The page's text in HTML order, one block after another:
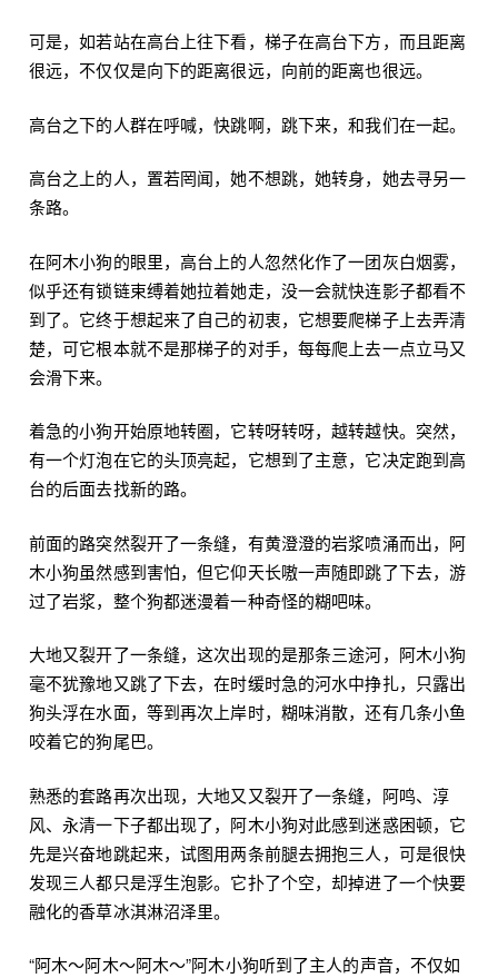
可是，如若站在高台上往下看，梯子在高台下方，而且距离
很远，不仅仅是向下的距离很远，向前的距离也很远。
高台之下的人群在呼喊，快跳啊，跳下来，和我们在一起。
高台之上的人，置若罔闻，她不想跳，她转身，她去寻另一
条路。
在阿木小狗的眼里，高台上的人忽然化作了一团灰白烟雾，
似乎还有锁链束缚着她拉着她走，没一会就快连影子都看不
到了。它终于想起来了自己的初衷，它想要爬梯子上去弄清
楚，可它根本就不是那梯子的对手，每每爬上去一点立马又
会滑下来。
着急的小狗开始原地转圈，它转呀转呀，越转越快。突然，
有一个灯泡在它的头顶亮起，它想到了主意，它决定跑到高
台的后面去找新的路。
前面的路突然裂开了一条缝，有黄澄澄的岩浆喷涌而出，阿
木小狗虽然感到害怕，但它仰天长嗷一声随即跳了下去，游
过了岩浆，整个狗都迷漫着一种奇怪的糊吧味。
大地又裂开了一条缝，这次出现的是那条三途河，阿木小狗
毫不犹豫地又跳了下去，在时缓时急的河水中挣扎，只露出
狗头浮在水面，等到再次上岸时，糊味消散，还有几条小鱼
咬着它的狗尾巴。
熟悉的套路再次出现，大地又又裂开了一条缝，阿鸣、淳
风、永清一下子都出现了，阿木小狗对此感到迷惑困顿，它
先是兴奋地跳起来，试图用两条前腿去拥抱三人，可是很快
发现三人都只是浮生泡影。它扑了个空，却掉进了一个快要
融化的香草冰淇淋沼泽里。
“阿木～阿木～阿木～”阿木小狗听到了主人的声音，不仅如